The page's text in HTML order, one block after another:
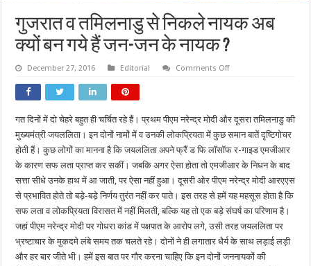
गुजरात व तमिलनाडु से निकले नायक अब
क्यों बन गये हैं जन-जन के नायक ?
December 27, 2016 Editorial Comments Offon
नायक
अब
क्यों
बन
हैं
जन-
जन
के
नायक
?
गत दिनों में दो चेहरे बहुत ही चर्चित रहे हैं। प्रथम पीएम नरेन्द्र मोदी और दूसरा तमिलनाडु की
मुख्यमंत्री जयललिता। इन दोनों नामों में व उनकी लोकप्रियता में कुछ समान बातें दृष्टिगोचर
होती हैं। कुछ लोगों का मानना है कि जयललिता अपने फ्रैं ड फि लॉसॉफ र-गाइड एमजीआर
के कारण सफ लता प्राप्त कर सकीं। जबकि अगर ऐसा होता तो एमजीआर के निधन के बाद
सत्ता सीधे उनके हाथ में आ जाती, पर ऐसा नहीं हुआ। दूसरी ओर पीएम नरेन्द्र मोदी आरएएस
से प्रभावित होते तो बड़े-बड़े निर्णय तुरंत नहीं कर पाते। इस तरह से हमें यह महसूस होता है कि
सफ लता व लोकप्रियता विरासत में नहीं मिलती, बल्कि यह तो एक बड़े संघर्ष का परिणाम है।
जहां पीएम नरेन्द्र मोदी पर गोधरा कांड में पक्षपात के आरोप लगे, उसी तरह जयललिता पर
भ्रष्टाचार के मुकदमे लंबे समय तक चलते रहे। दोनों ने ही लगातार धैर्य के साथ लड़ाई लड़ी
और हर बार जीते भी। हमें इस बात पर गौर करना चाहिए कि इन दोनों जननायकों की